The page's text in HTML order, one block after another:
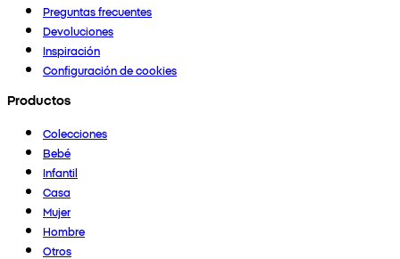
Preguntas frecuentes
Devoluciones
Inspiración
Configuración de cookies
Productos
Colecciones
Bebé
Infantil
Casa
Mujer
Hombre
Otros